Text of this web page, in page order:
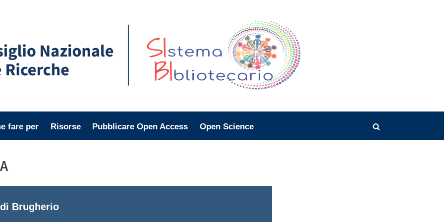
fare per Risorse Pubblicare Open Access Open Science
Toggle
Brugherio